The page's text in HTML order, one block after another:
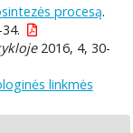
procesą.
2016, 4, 30-
linkmės